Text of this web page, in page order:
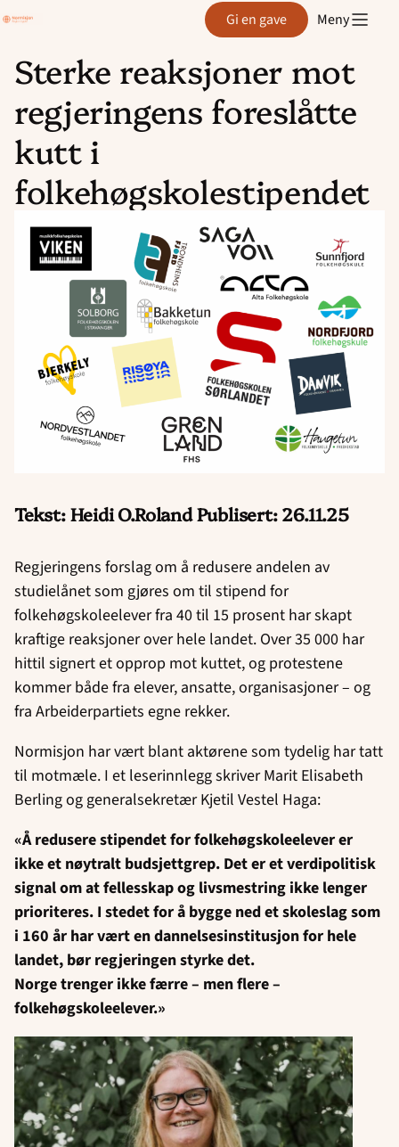
Hopp
innhold
Agder Gi en gave Meny
Sterke reaksjoner mot
regjeringens foreslåtte
kutt i
folkehøgskolestipendet
Tekst: Heidi O.Roland Publisert: 26.11.25
Regjeringens forslag om å redusere andelen av
studielånet som gjøres om til stipend for
folkehøgskoleelever fra 40 til 15 prosent har skapt
kraftige reaksjoner over hele landet. Over 35 000 har
hittil signert et opprop mot kuttet, og protestene
kommer både fra elever, ansatte, organisasjoner – og
fra Arbeiderpartiets egne rekker.
Normisjon har vært blant aktørene som tydelig har tatt
til motmæle. I et leserinnlegg skriver Marit Elisabeth
Berling og generalsekretær Kjetil Vestel Haga:
«Å redusere stipendet for folkehøgskoleelever er
ikke et nøytralt budsjettgrep. Det er et verdipolitisk
signal om at fellesskap og livsmestring ikke lenger
prioriteres. I stedet for å bygge ned et skoleslag som
i 160 år har vært en dannelsesinstitusjon for hele
landet, bør regjeringen styrke det.
Norge trenger ikke færre – men flere –
folkehøgskoleelever.»